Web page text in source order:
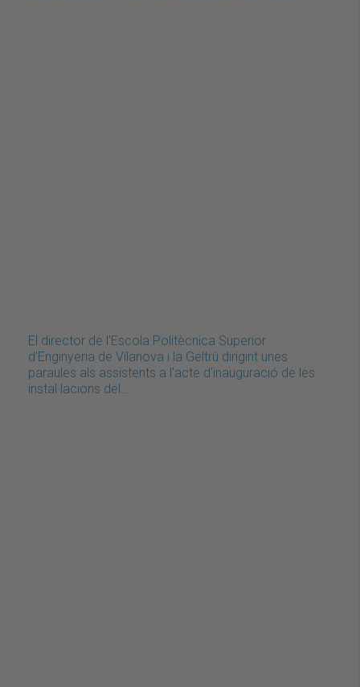
El director de l'Escola Politècnica Superior
d'Enginyeria de Vilanova i la Geltrú dirigint unes
paraules als assistents a l'acte d'inauguració de les
instal·lacions del…